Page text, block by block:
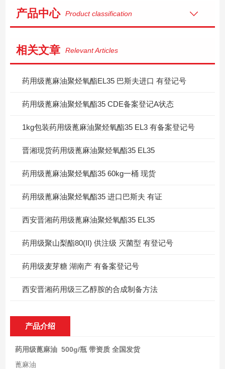
产品中心 Product classification
相关文章 Relevant Articles
药用级蓖麻油聚烃氧酯EL35 巴斯夫进口 有登记号
药用级蓖麻油聚烃氧酯35 CDE备案登记A状态
1kg包装药用级蓖麻油聚烃氧酯35 EL3 有备案登记号
晋湘现货药用级蓖麻油聚烃氧酯35 EL35
药用级蓖麻油聚烃氧酯35 60kg一桶 现货
药用级蓖麻油聚烃氧酯35 进口巴斯夫 有证
西安晋湘药用级蓖麻油聚烃氧酯35 EL35
药用级聚山梨酯80(II) 供注级 灭菌型 有登记号
药用级麦芽糖 湖南产 有备案登记号
西安晋湘药用级三乙醇胺的合成制备方法
产品介绍
药用级蓖麻油 500g/瓶 带资质 全国发货
蓖麻油